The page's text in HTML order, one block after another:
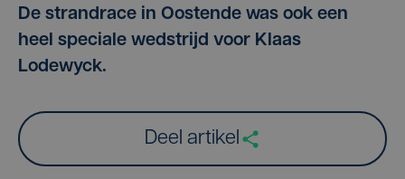
De strandrace in Oostende was ook een
heel speciale wedstrijd voor Klaas
Lodewyck.
Deel artikel